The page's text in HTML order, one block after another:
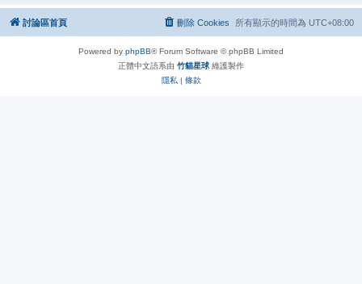
討論區首頁 所有顯示的時間為 UTC+08:00
刪除 Cookies
Powered by phpBB® Forum Software © phpBB Limited
正體中文語系由 竹貓星球 維護製作
隱私 | 條款